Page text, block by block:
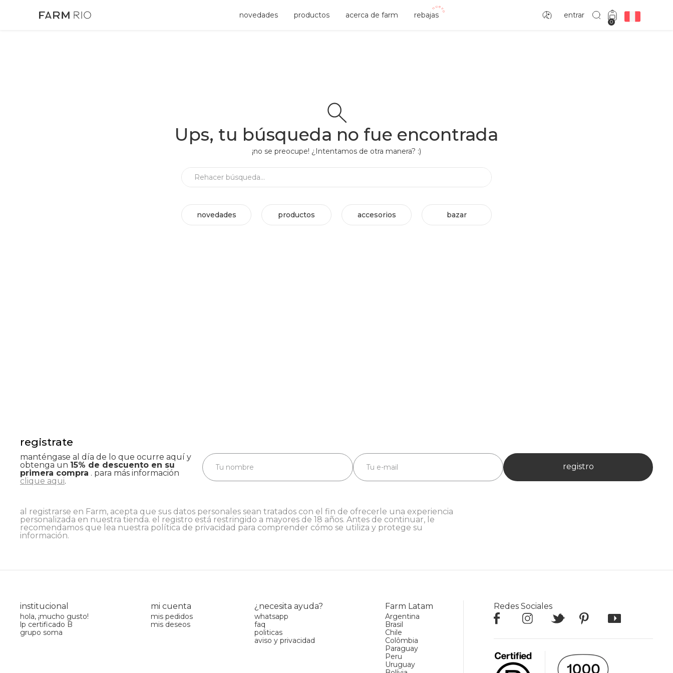
novedades productos acerca de farm rebajas entrar
0
Ups, tu búsqueda no fue encontrada
¡no se preocupe! ¿Intentamos de otra manera? :)
Rehacer búsqueda...
novedades productos accesorios bazar
registrate
manténgase al día de lo que ocurre aquí y
obtenga un 15% de descuento en su
primera compra . para más información
clique aqui.
registro
al registrarse en Farm, acepta que sus datos personales sean tratados con el fin de ofrecerle una experiencia
personalizada en nuestra tienda. el registro está restringido a mayores de 18 años. Antes de continuar, le
recomendamos que lea nuestra política de privacidad para comprender cómo se utiliza y protege su
información.
institucional
hola, ¡mucho gusto!
lp certificado B
grupo soma
mi cuenta
mis pedidos
mis deseos
¿necesita ayuda?
whatsapp
faq
politicas
aviso y privacidad
Farm Latam
Argentina
Brasil
Chile
Colômbia
Paraguay
Peru
Uruguay
Redes Sociales